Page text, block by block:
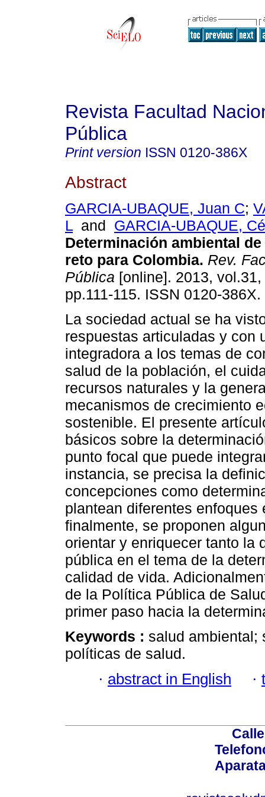
Revista Facultad
Pública
Print version ISSN 0120-386X
Abstract
GARCIA-UBAQUE, Juan C;
L and GARCIA-UBAQUE,
Determinación ambiental
reto para Colombia. Rev.
Pública [online]. 2013,
pp.111-115. ISSN 0120-386X.
La sociedad actual se ha
respuestas articuladas y con
integradora a los temas de
salud de la población, el
recursos naturales y la
mecanismos de crecimiento
sostenible. El presente
básicos sobre la
punto focal que puede
instancia, se precisa la
concepciones como
plantean diferentes
finalmente, se proponen
orientar y enriquecer tanto la
pública en el tema de la
calidad de vida.
de la Política Pública de
primer paso hacia la
Keywords : salud ambiental;
políticas de salud.
· abstract in English ·